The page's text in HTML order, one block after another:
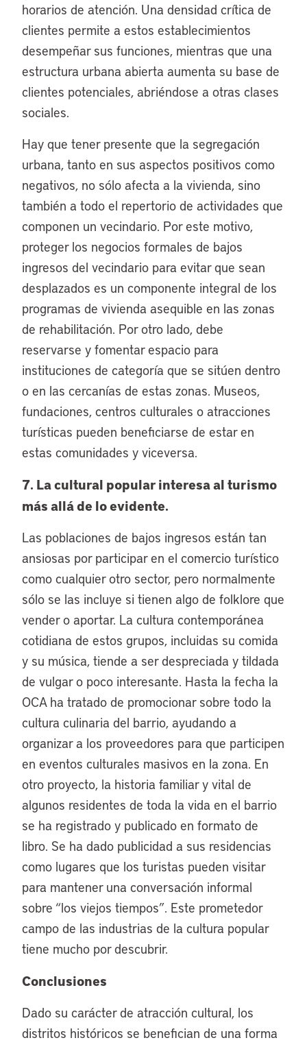
horarios de atención. Una densidad crítica de
clientes permite a estos establecimientos
desempeñar sus funciones, mientras que una
estructura urbana abierta aumenta su base de
clientes potenciales, abriéndose a otras clases
sociales.
Hay que tener presente que la segregación
urbana, tanto en sus aspectos positivos como
negativos, no sólo afecta a la vivienda, sino
también a todo el repertorio de actividades que
componen un vecindario. Por este motivo,
proteger los negocios formales de bajos
ingresos del vecindario para evitar que sean
desplazados es un componente integral de los
programas de vivienda asequible en las zonas
de rehabilitación. Por otro lado, debe
reservarse y fomentar espacio para
instituciones de categoría que se sitúen dentro
o en las cercanías de estas zonas. Museos,
fundaciones, centros culturales o atracciones
turísticas pueden beneficiarse de estar en
estas comunidades y viceversa.
7. La cultural popular interesa al turismo
más allá de lo evidente.
Las poblaciones de bajos ingresos están tan
ansiosas por participar en el comercio turístico
como cualquier otro sector, pero normalmente
sólo se las incluye si tienen algo de folklore que
vender o aportar. La cultura contemporánea
cotidiana de estos grupos, incluidas su comida
y su música, tiende a ser despreciada y tildada
de vulgar o poco interesante. Hasta la fecha la
OCA ha tratado de promocionar sobre todo la
cultura culinaria del barrio, ayudando a
organizar a los proveedores para que participen
en eventos culturales masivos en la zona. En
otro proyecto, la historia familiar y vital de
algunos residentes de toda la vida en el barrio
se ha registrado y publicado en formato de
libro. Se ha dado publicidad a sus residencias
como lugares que los turistas pueden visitar
para mantener una conversación informal
sobre “los viejos tiempos”. Este prometedor
campo de las industrias de la cultura popular
tiene mucho por descubrir.
Conclusiones
Dado su carácter de atracción cultural, los
distritos históricos se benefician de una forma